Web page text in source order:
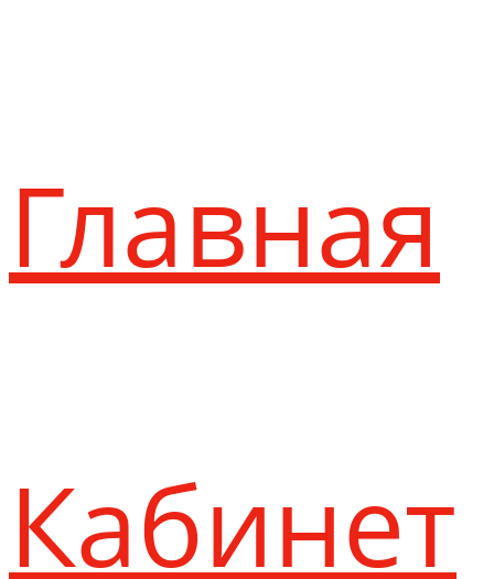
Главная
Кабинет